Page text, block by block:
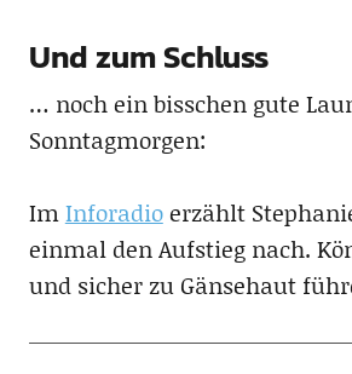
Und zum Schluss
… noch ein bisschen gute
Sonntagmorgen:
ImInforadioerzählt
einmal den Aufstieg nach.
und sicher zu Gänsehaut